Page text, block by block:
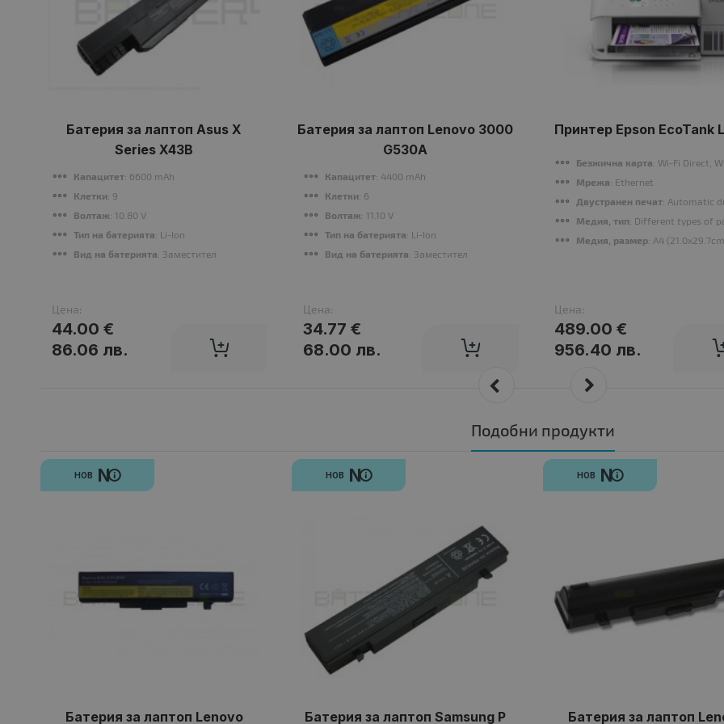
Батерия за лаптоп Asus X
Series X43B
Капацитет: 6600 mAh
Клетки: 9
Волтаж: 10.80 V
Тип на батерията: Li-Ion
Вид на батерията: Заместител
Цена:
44.00 €
86.06 лв.
Батерия за лаптоп Lenovo 3000
G530A
Капацитет: 4400 mAh
Клетки: 6
Волтаж: 11.10 V
Тип на батерията: Li-Ion
Вид на батерията: Заместител
Цена:
34.77 €
68.00 лв.
Принтер Epson EcoTank
Безжична карта: Wi-Fi Direct,
Мрежа: Ethernet
Двустранен печат: Automatic
Медия, тип: Different types of
Медия, размер: A4
Цена:
489.00 €
956.40 лв.
Подобни продукти
НОВ N
Батерия за лаптоп Lenovo
НОВ N
Батерия за лаптоп Samsung P
НОВ N
Батерия за лаптоп